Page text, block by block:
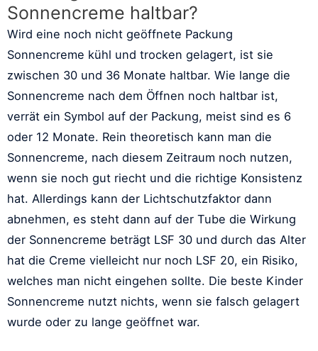
Sonnencreme haltbar?
Wird eine noch nicht geöffnete Packung
Sonnencreme kühl und trocken gelagert, ist sie
zwischen 30 und 36 Monate haltbar. Wie lange die
Sonnencreme nach dem Öffnen noch haltbar ist,
verrät ein Symbol auf der Packung, meist sind es 6
oder 12 Monate. Rein theoretisch kann man die
Sonnencreme, nach diesem Zeitraum noch nutzen,
wenn sie noch gut riecht und die richtige Konsistenz
hat. Allerdings kann der Lichtschutzfaktor dann
abnehmen, es steht dann auf der Tube die Wirkung
der Sonnencreme beträgt LSF 30 und durch das Alter
hat die Creme vielleicht nur noch LSF 20, ein Risiko,
welches man nicht eingehen sollte. Die beste Kinder
Sonnencreme nutzt nichts, wenn sie falsch gelagert
wurde oder zu lange geöffnet war.